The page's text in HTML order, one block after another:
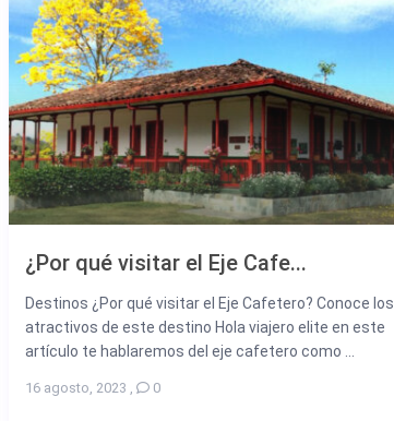
¿Por qué visitar el Eje Cafe...
Destinos ¿Por qué visitar el Eje Cafetero? Conoce los
atractivos de este destino Hola viajero elite en este
artículo te hablaremos del eje cafetero como ...
16 agosto, 2023 0